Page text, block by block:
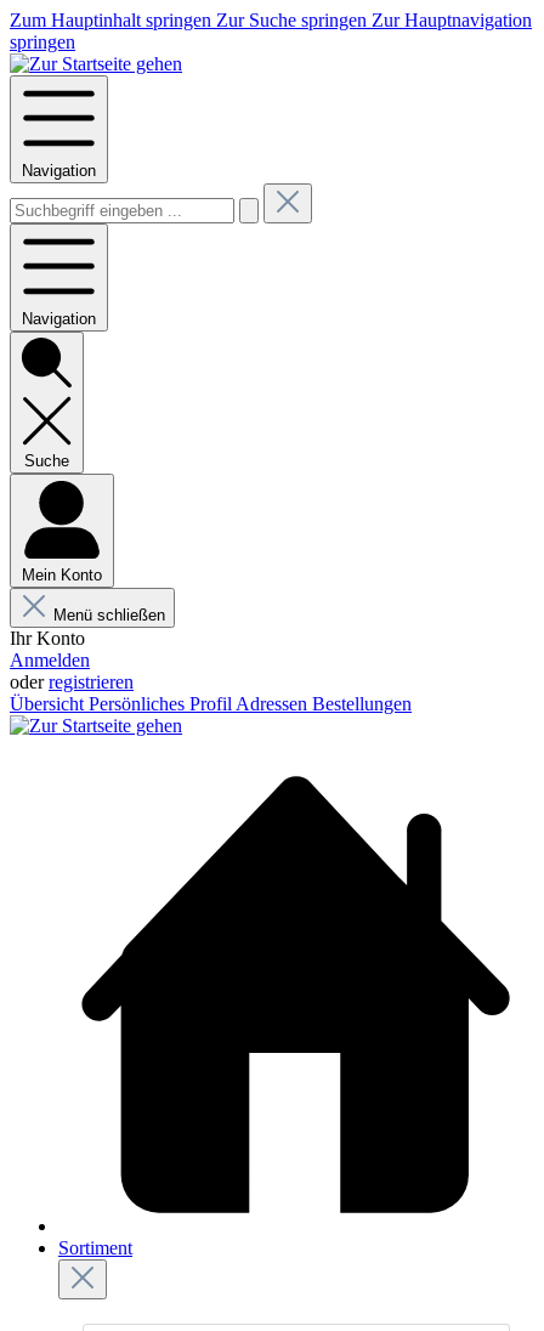
Zum Hauptinhalt springen Zur Suche springen Zur Hauptnavigation
springen
Navigation
Navigation
Suche
Mein Konto
Menü schließen
Ihr Konto
Anmelden
oderregistrieren
Übersicht Persönliches Profil Adressen Bestellungen
Sortiment